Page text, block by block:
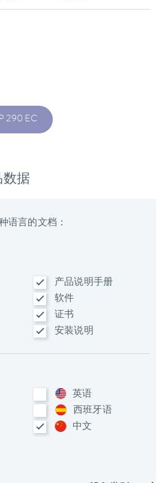
290 EC
数据
语言的文档：
产品说明手册
软件
证书
安装说明
英语
西班牙语
中文